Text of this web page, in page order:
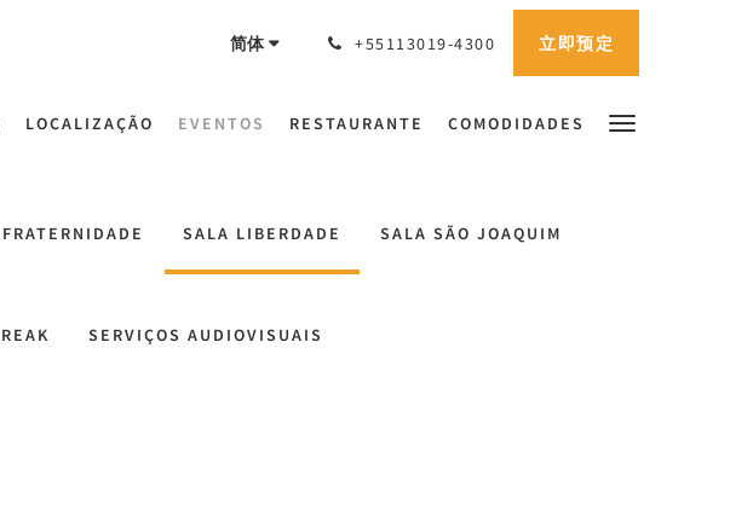
简体 +55113019-4300 立即预定
LOCALIZAÇÃO EVENTOS RESTAURANTE COMODIDADES
SALA LIBERDADE SALA SÃO JOAQUIM
SERVIÇOS AUDIOVISUAIS